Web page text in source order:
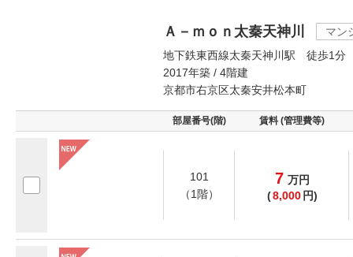
Ａ－ｍｏｎ太秦天神川
マン
地下鉄東西線太秦天神川駅 徒歩1分
2017年築 / 4階建
京都市右京区太秦安井松本町
部屋番号(階) 賃料 (管理費等)
101
（1階）
7 万円
(8,000 円)